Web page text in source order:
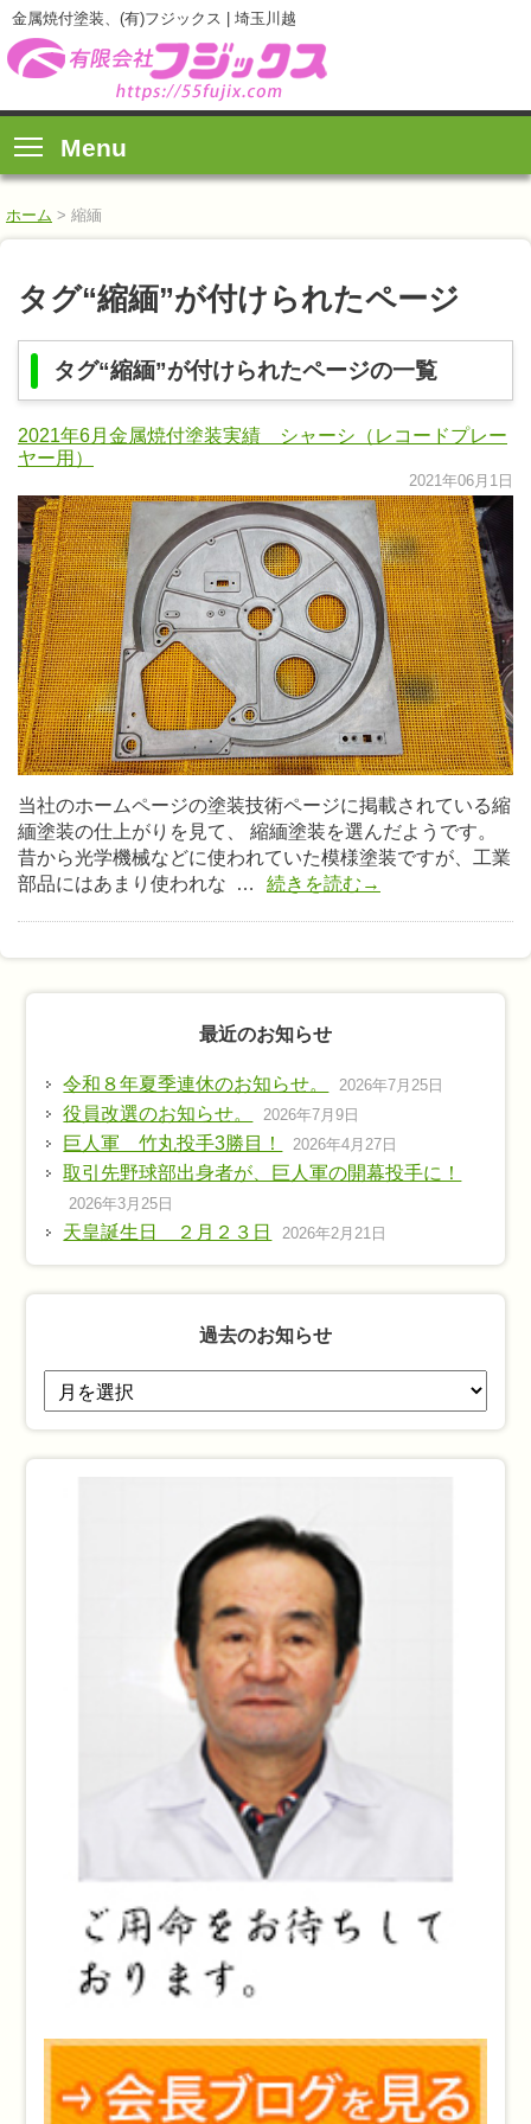
金属焼付塗装、(有)フジックス | 埼玉川越
Menu
ホーム > 縮緬
タグ“縮緬”が付けられたページ
タグ“縮緬”が付けられたページの一覧
2021年6月金属焼付塗装実績 シャーシ（レコードプレー
ヤー用）
2021年06月1日
当社のホームページの塗装技術ページに掲載されている縮
緬塗装の仕上がりを見て、 縮緬塗装を選んだようです。
昔から光学機械などに使われていた模様塗装ですが、工業
部品にはあまり使われな …
続きを読む→
最近のお知らせ
令和８年夏季連休のお知らせ。 2026年7月25日
役員改選のお知らせ。 2026年7月9日
巨人軍 竹丸投手3勝目！ 2026年4月27日
取引先野球部出身者が、巨人軍の開幕投手に！
2026年3月25日
天皇誕生日 ２月２３日 2026年2月21日
過去のお知らせ
去